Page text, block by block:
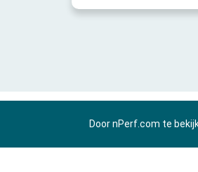
Door nPerf.com te